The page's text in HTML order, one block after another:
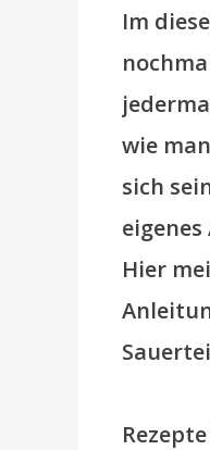
Im
wie
sich
Hier